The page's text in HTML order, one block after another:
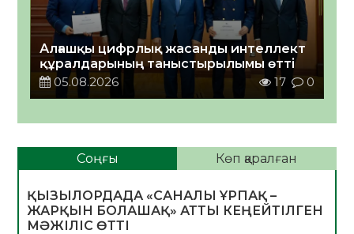
Алғашқы цифрлық жасанды интеллект
құралдарының таныстырылымы өтті
05.08.2026
17 0
Соңғы Көп қаралған
ҚЫЗЫЛОРДАДА «САНАЛЫ ҰРПАҚ –
ЖАРҚЫН БОЛАШАҚ» АТТЫ КЕҢЕЙТІЛГЕН
МӘЖІЛІС ӨТТІ